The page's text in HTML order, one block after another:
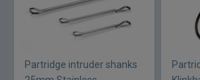
Ram mounts
Rapala
Partridge intruder shanks